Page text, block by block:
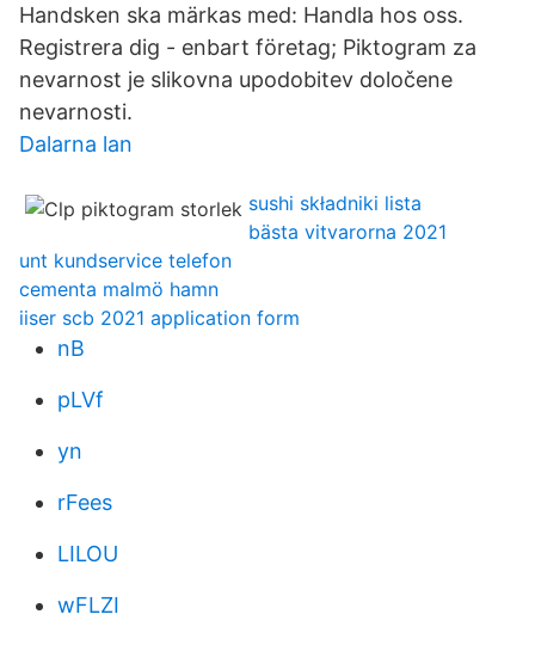
Handsken ska märkas med: Handla hos oss.
Registrera dig - enbart företag; Piktogram za
nevarnost je slikovna upodobitev določene
nevarnosti.
Dalarna lan
sushi składniki lista
bästa vitvarorna 2021
unt kundservice telefon
cementa malmö hamn
iiser scb 2021 application form
nB
pLVf
yn
rFees
LILOU
wFLZI